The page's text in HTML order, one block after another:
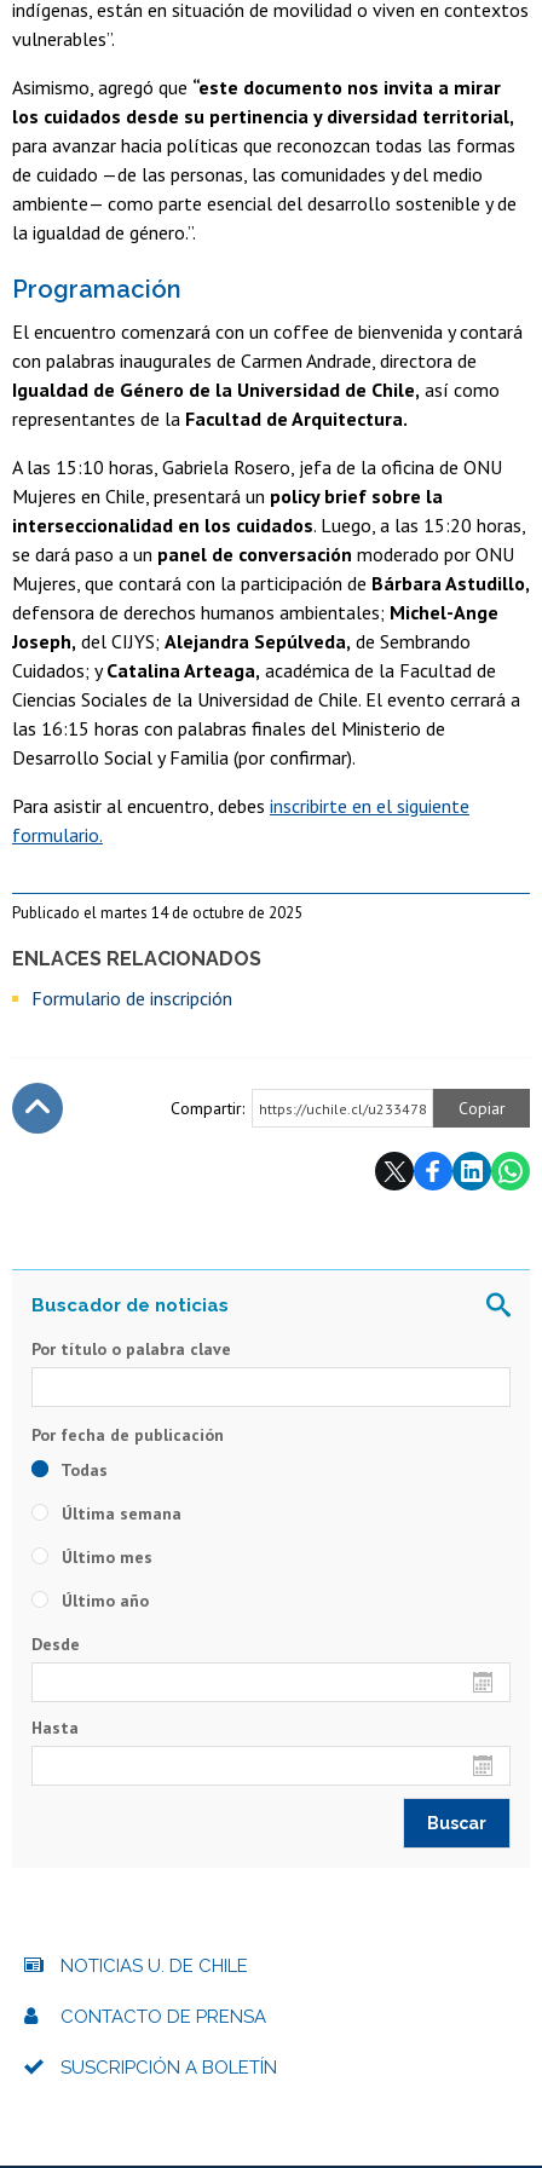
ENLACES RELACIONADOS
Formulario de inscripción
indígenas, están en situación de movilidad o viven en contextos
vulnerables”.
Asimismo, agregó que “este documento nos invita a mirar
los cuidados desde su pertinencia y diversidad territorial,
para avanzar hacia políticas que reconozcan todas las formas
de cuidado —de las personas, las comunidades y del medio
ambiente— como parte esencial del desarrollo sostenible y de
la igualdad de género.”.
Programación
El encuentro comenzará con un coffee de bienvenida y contará
con palabras inaugurales de Carmen Andrade, directora de
Igualdad de Género de la Universidad de Chile, así como
representantes de la Facultad de Arquitectura.
A las 15:10 horas, Gabriela Rosero, jefa de la oficina de ONU
Mujeres en Chile, presentará un policy brief sobre la
interseccionalidad en los cuidados. Luego, a las 15:20 horas,
se dará paso a un panel de conversación moderado por ONU
Mujeres, que contará con la participación de Bárbara Astudillo,
defensora de derechos humanos ambientales; Michel-Ange
Joseph, del CIJYS; Alejandra Sepúlveda, de Sembrando
Cuidados; yCatalina Arteaga, académica de la Facultad de
Ciencias Sociales de la Universidad de Chile. El evento cerrará a
las 16:15 horas con palabras finales del Ministerio de
Desarrollo Social y Familia (por confirmar).
Para asistir al encuentro, debes inscribirte en el siguiente
formulario.
Publicado el martes 14 de octubre de 2025
Compartir: https://uchile.cl/u233478 Copiar
Por título o palabra clave
Todas
Última semana
Último mes
Último año
Desde
Hasta
NOTICIAS U. DE CHILE
CONTACTO DE PRENSA
SUSCRIPCIÓN A BOLETÍN